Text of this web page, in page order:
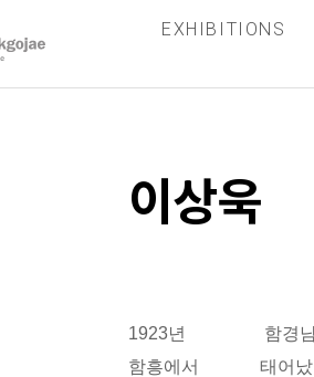
EXHIBITIONS
이상욱
1923년 함경남
함흥에서 태어났